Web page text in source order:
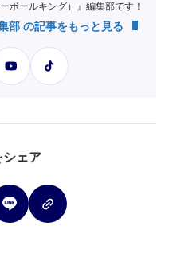
ボールキング）』編集部です！
部 の記事をもっと見る
シェア